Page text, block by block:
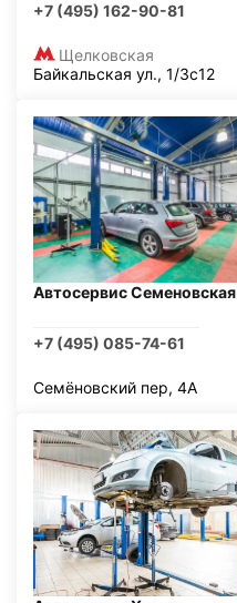
+7 (495) 162-90-81
Щелковская
Байкальская ул., 1/3с12
Автосервис Семеновская
+7 (495) 085-74-61
Семёновский пер, 4А